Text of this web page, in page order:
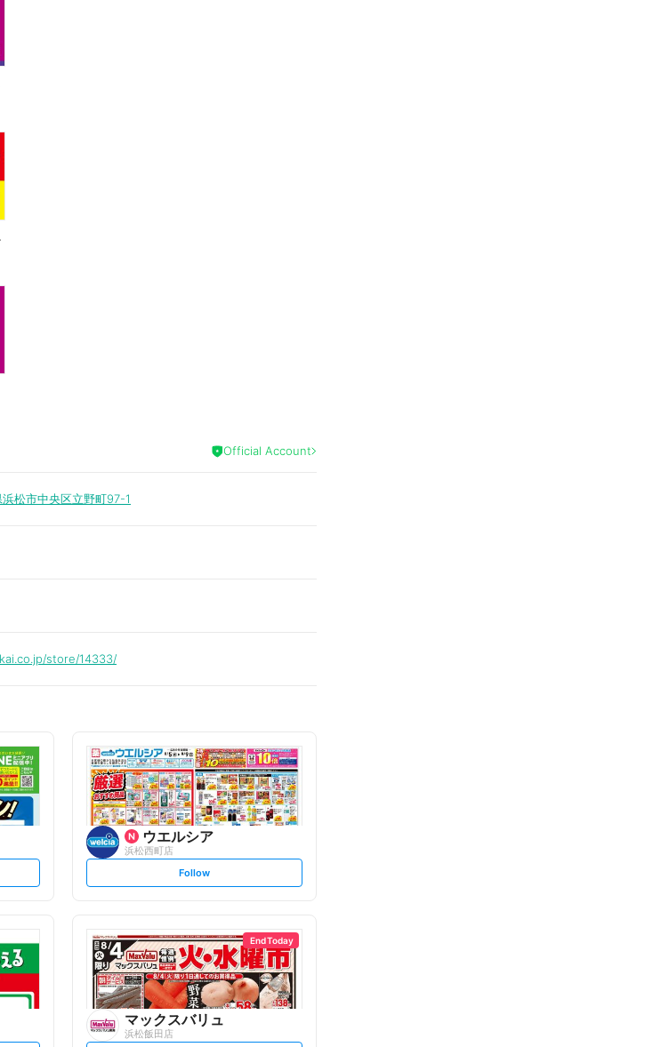
10倍
Official Account
松市中央区立野町97-1
store/14333/
ウエルシア
浜松西町店
s
t
o
w
Follow
End Today
マックスバリュ
浜松飯田店